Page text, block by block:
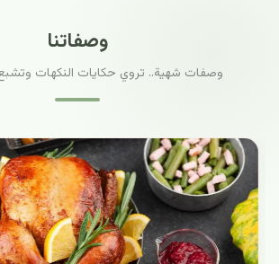
وصفاتنا
وصفات شهية.. تروي حكايات النكهات